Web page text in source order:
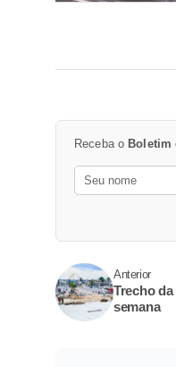
Receba o Boletim
Anterior
Trecho
semana